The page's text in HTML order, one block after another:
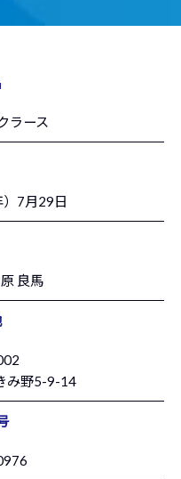
ラース
7月29日
良馬
み野5-9-14